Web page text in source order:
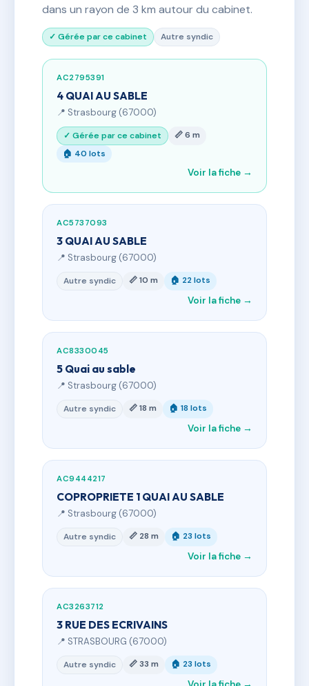
dans un rayon de 3 km autour du cabinet.
✓ Gérée par ce cabinet Autre syndic
AC2795391
4 QUAI AU SABLE
📍 Strasbourg (67000)
✓ Gérée par ce cabinet
📏 6 m
🏠 40 lots
Voir la fiche →
AC5737093
3 QUAI AU SABLE
📍 Strasbourg (67000)
Autre syndic 📏 10 m 🏠 22 lots
Voir la fiche →
AC8330045
5 Quai au sable
📍 Strasbourg (67000)
Autre syndic 📏 18 m 🏠 18 lots
Voir la fiche →
AC9444217
COPROPRIETE 1 QUAI AU SABLE
📍 Strasbourg (67000)
Autre syndic 📏 28 m 🏠 23 lots
Voir la fiche →
AC3263712
3 RUE DES ECRIVAINS
📍 STRASBOURG (67000)
Autre syndic 📏 33 m 🏠 23 lots